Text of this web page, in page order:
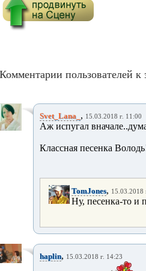
Комментарии пользователей к
Svet_Lana_ , 15.03.2018 г. 11:00
Аж испугал
Классная песенка
TomJones, 15.03.2018
Ну, песенка-то и
haplin, 15.03.2018 г. 14:23